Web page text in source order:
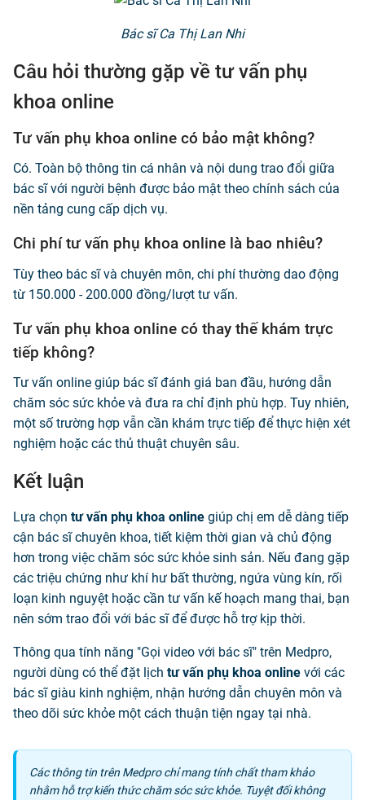
Bác sĩ Ca Thị Lan Nhi
Câu hỏi thường gặp về tư vấn phụ
khoa online
Tư vấn phụ khoa online có bảo mật không?
Có. Toàn bộ thông tin cá nhân và nội dung trao đổi giữa
bác sĩ với người bệnh được bảo mật theo chính sách của
nền tảng cung cấp dịch vụ.
Chi phí tư vấn phụ khoa online là bao nhiêu?
Tùy theo bác sĩ và chuyên môn, chi phí thường dao động
từ 150.000 - 200.000 đồng/lượt tư vấn.
Tư vấn phụ khoa online có thay thế khám trực
tiếp không?
Tư vấn online giúp bác sĩ đánh giá ban đầu, hướng dẫn
chăm sóc sức khỏe và đưa ra chỉ định phù hợp. Tuy nhiên,
một số trường hợp vẫn cần khám trực tiếp để thực hiện xét
nghiệm hoặc các thủ thuật chuyên sâu.
Kết luận
Lựa chọn tư vấn phụ khoa online giúp chị em dễ dàng tiếp
cận bác sĩ chuyên khoa, tiết kiệm thời gian và chủ động
hơn trong việc chăm sóc sức khỏe sinh sản. Nếu đang gặp
các triệu chứng như khí hư bất thường, ngứa vùng kín, rối
loạn kinh nguyệt hoặc cần tư vấn kế hoạch mang thai, bạn
nên sớm trao đổi với bác sĩ để được hỗ trợ kịp thời.
Thông qua tính năng "Gọi video với bác sĩ" trên Medpro,
người dùng có thể đặt lịch tư vấn phụ khoa online với các
bác sĩ giàu kinh nghiệm, nhận hướng dẫn chuyên môn và
theo dõi sức khỏe một cách thuận tiện ngay tại nhà.
Các thông tin trên Medpro chỉ mang tính chất tham khảo
nhằm hỗ trợ kiến thức chăm sóc sức khỏe. Tuyệt đối không